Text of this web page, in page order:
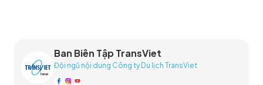
Ban Biên Tập TransViet
Đội ngũ nội dung Công ty Du lịch TransViet